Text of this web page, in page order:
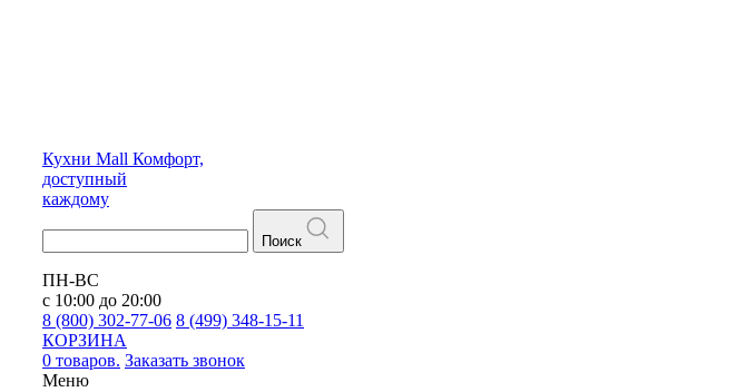
Кухни Mall Комфорт,
доступный
каждому
Поиск
ПН-ВС
с 10:00 до 20:00
8 (800) 302-77-06 8 (499) 348-15-11
КОРЗИНА
0 товаров. Заказать звонок
Меню